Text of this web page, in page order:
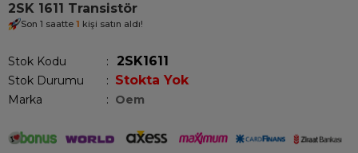
2SK 1611 Transistör
Son 1 saatte 1 kişi satın aldı!
Stok Kodu 2SK1611
Stok Durumu : Stokta Yok
Marka : Oem